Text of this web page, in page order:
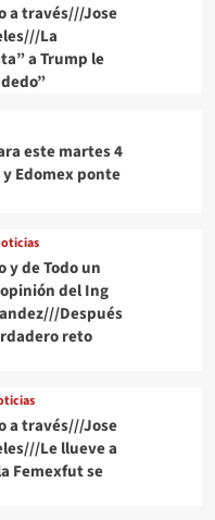
a través///Jose
La
a Trump le
este martes 4
y Edomex ponte
y de Todo un
del Ing
Después
reto
a través///Jose
Le llueve a
Femexfut se